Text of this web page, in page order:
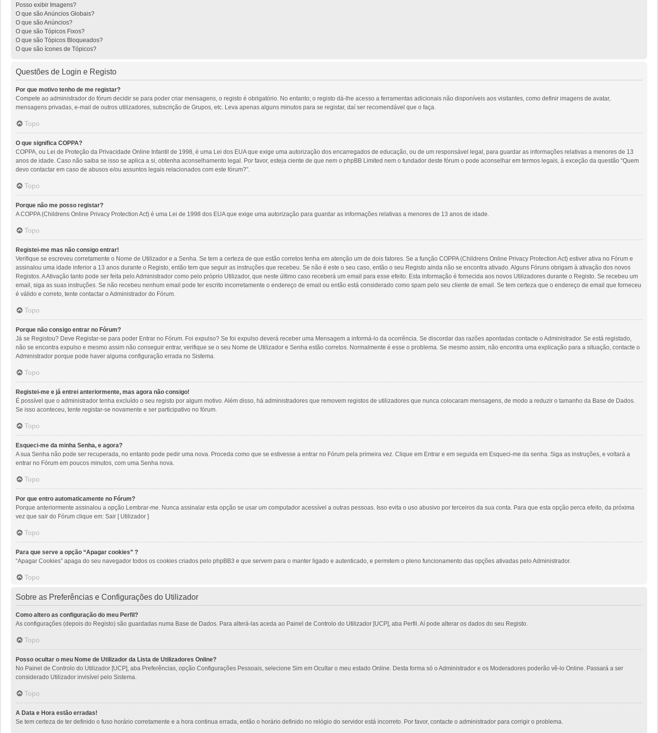
Posso exibir Imagens?
O que são Anúncios Globais?
O que são Anúncios?
O que são Tópicos Fixos?
O que são Tópicos Bloqueados?
O que são ícones de Tópicos?
Questões de Login e Registo
Por que motivo tenho de me registar?
Compete ao administrador do fórum decidir se para poder criar mensagens, o registo é obrigatório. No entanto; o registo dá-lhe acesso a ferramentas adicionais não disponíveis aos visitantes, como definir imagens de avatar,
mensagens privadas, e-mail de outros utilizadores, subscrição de Grupos, etc. Leva apenas alguns minutos para se registar, daí ser recomendável que o faça.
Topo
O que significa COPPA?
COPPA, ou Lei de Proteção da Privacidade Online Infantil de 1998, é uma Lei dos EUA que exige uma autorização dos encarregados de educação, ou de um responsável legal, para guardar as informações relativas a menores de 13
anos de idade. Caso não saiba se isso se aplica a si, obtenha aconselhamento legal. Por favor, esteja ciente de que nem o phpBB Limited nem o fundador deste fórum o pode aconselhar em termos legais, à exceção da questão “Quem
devo contactar em caso de abusos e/ou assuntos legais relacionados com este fórum?”.
Topo
Porque não me posso registar?
A COPPA (Childrens Online Privacy Protection Act) é uma Lei de 1998 dos EUA que exige uma autorização para guardar as informações relativas a menores de 13 anos de idade.
Topo
Registei-me mas não consigo entrar!
Verifique se escreveu corretamente o Nome de Utilizador e a Senha. Se tem a certeza de que estão corretos tenha em atenção um de dois fatores. Se a função COPPA (Childrens Online Privacy Protection Act) estiver ativa no Fórum e
assinalou uma idade inferior a 13 anos durante o Registo, então tem que seguir as instruções que recebeu. Se não é este o seu caso, então o seu Registo ainda não se encontra ativado. Alguns Fóruns obrigam à ativação dos novos
Registos. A Ativação tanto pode ser feita pelo Administrador como pelo próprio Utilizador, que neste último caso receberá um email para esse efeito. Esta informação é fornecida aos novos Utilizadores durante o Registo. Se recebeu um
email, siga as suas instruções. Se não recebeu nenhum email pode ter escrito incorretamente o endereço de email ou então está considerado como spam pelo seu cliente de email. Se tem certeza que o endereço de email que forneceu
é válido e correto, tente contactar o Administrador do Fórum.
Topo
Porque não consigo entrar no Fórum?
Já se Registou? Deve Registar-se para poder Entrar no Fórum. Foi expulso? Se foi expulso deverá receber uma Mensagem a informá-lo da ocorrência. Se discordar das razões apontadas contacte o Administrador. Se está registado,
não se encontra expulso e mesmo assim não conseguir entrar, verifique se o seu Nome de Utilizador e Senha estão corretos. Normalmente é esse o problema. Se mesmo assim, não encontra uma explicação para a situação, contacte o
Administrador porque pode haver alguma configuração errada no Sistema.
Topo
Registei-me e já entrei anteriormente, mas agora não consigo!
É possível que o administrador tenha excluído o seu registo por algum motivo. Além disso, há administradores que removem registos de utilizadores que nunca colocaram mensagens, de modo a reduzir o tamanho da Base de Dados.
Se isso aconteceu, tente registar-se novamente e ser participativo no fórum.
Topo
Esqueci-me da minha Senha, e agora?
A sua Senha não pode ser recuperada, no entanto pode pedir uma nova. Proceda como que se estivesse a entrar no Fórum pela primeira vez. Clique em Entrar e em seguida em Esqueci-me da senha. Siga as instruções, e voltará a
entrar no Fórum em poucos minutos, com uma Senha nova.
Topo
Por que entro automaticamente no Fórum?
Porque anteriormente assinalou a opção Lembrar-me. Nunca assinalar esta opção se usar um computador acessível a outras pessoas. Isso evita o uso abusivo por terceiros da sua conta. Para que esta opção perca efeito, da próxima
vez que sair do Fórum clique em: Sair [ Utilizador ]
Topo
Para que serve a opção “Apagar cookies” ?
“Apagar Cookies” apaga do seu navegador todos os cookies criados pelo phpBB3 e que servem para o manter ligado e autenticado, e permitem o pleno funcionamento das opções ativadas pelo Administrador.
Topo
Sobre as Preferências e Configurações do Utilizador
Como altero as configuração do meu Perfil?
As configurações (depois do Registo) são guardadas numa Base de Dados. Para alterá-las aceda ao Painel de Controlo do Utilizador [UCP], aba Perfil. Aí pode alterar os dados do seu Registo.
Topo
Posso ocultar o meu Nome de Utilizador da Lista de Utilizadores Online?
No Painel de Controlo do Utilizador [UCP], aba Preferências, opção Configurações Pessoais, selecione Sim em Ocultar o meu estado Online. Desta forma só o Administrador e os Moderadores poderão vê-lo Online. Passará a ser
considerado Utilizador invisível pelo Sistema.
Topo
A Data e Hora estão erradas!
Se tem certeza de ter definido o fuso horário corretamente e a hora continua errada, então o horário definido no relógio do servidor está incorreto. Por favor, contacte o administrador para corrigir o problema.